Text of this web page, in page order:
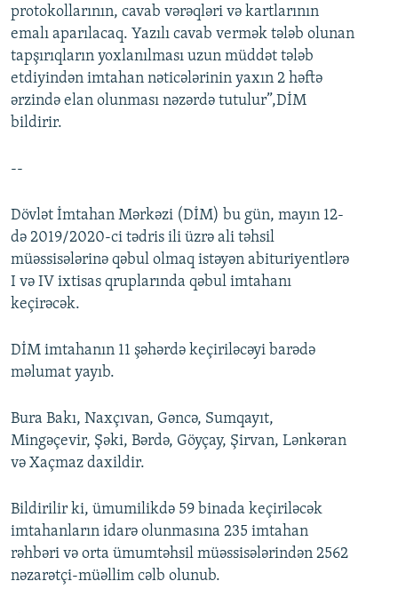
protokollarının, cavab vərəqləri və kartlarının
emalı aparılacaq. Yazılı cavab vermək tələb olunan
tapşırıqların yoxlanılması uzun müddət tələb
etdiyindən imtahan nəticələrinin yaxın 2 həftə
ərzində elan olunması nəzərdə tutulur”,DİM
bildirir.
--
Dövlət İmtahan Mərkəzi (DİM) bu gün, mayın 12-
də 2019/2020-ci tədris ili üzrə ali təhsil
müəssisələrinə qəbul olmaq istəyən abituriyentlərə
I və IV ixtisas qruplarında qəbul imtahanı
keçirəcək.
DİM imtahanın 11 şəhərdə keçiriləcəyi barədə
məlumat yayıb.
Bura Bakı, Naxçıvan, Gəncə, Sumqayıt,
Mingəçevir, Şəki, Bərdə, Göyçay, Şirvan, Lənkəran
və Xaçmaz daxildir.
Bildirilir ki, ümumilikdə 59 binada keçiriləcək
imtahanların idarə olunmasına 235 imtahan
rəhbəri və orta ümumtəhsil müəssisələrindən 2562
nəzarətçi-müəllim cəlb olunub.